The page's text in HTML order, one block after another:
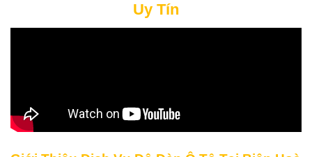
Uy Tín